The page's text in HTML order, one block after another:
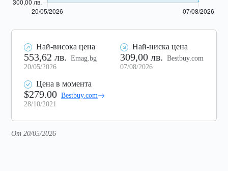
Най-висока цена
553,62 лв. Emag.bg
20/05/2026
Най-ниска цена
309,00 лв. Bestbuy.com
07/08/2026
Цена в момента
$279.00 Bestbuy.com
28/10/2021
От 20/05/2026